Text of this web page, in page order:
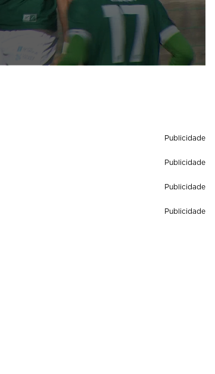
Publicidade
Publicidade
Publicidade
Publicidade